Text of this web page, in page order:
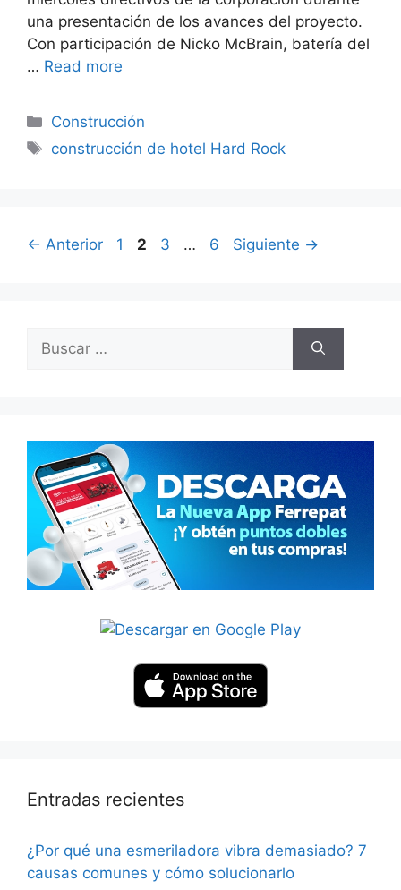
una presentación de los avances del proyecto.
Con participación de Nicko McBrain, batería del
… Read more
Categorías
Construcción
Etiquetas
construcción de hotel Hard Rock
← Anterior Página
1 Página
2 Página
3 … Página
6 Siguiente →
Entradas recientes
¿Por qué una esmeriladora vibra demasiado? 7
causas comunes y cómo solucionarlo